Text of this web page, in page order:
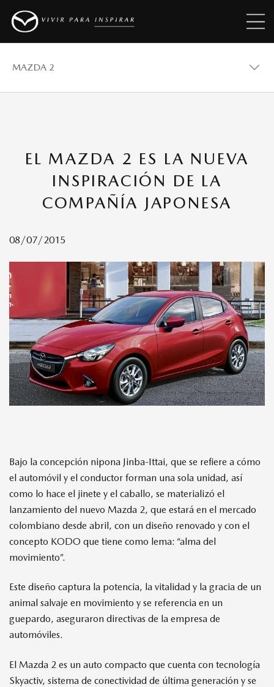
MAZDA 2
MAZDA 3
MAZDA CX-5
MAZDA CX-50
MAZDA CX-9
MAZDA MX-5
EL MAZDA 2 ES LA NUEVA
INSPIRACIÓN DE LA
COMPAÑÍA JAPONESA
08/07/2015
Bajo la concepción nipona Jinba-Ittai, que se refiere a cómo
el automóvil y el conductor forman una sola unidad, así
como lo hace el jinete y el caballo, se materializó el
lanzamiento del nuevo Mazda 2, que estará en el mercado
colombiano desde abril, con un diseño renovado y con el
concepto KODO que tiene como lema: “alma del
movimiento”.
Este diseño captura la potencia, la vitalidad y la gracia de un
animal salvaje en movimiento y se referencia en un
guepardo, aseguraron directivas de la empresa de
automóviles.
El Mazda 2 es un auto compacto que cuenta con tecnología
Skyactiv, sistema de conectividad de última generación y se